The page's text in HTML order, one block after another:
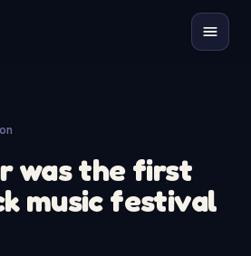
was the first
music festival